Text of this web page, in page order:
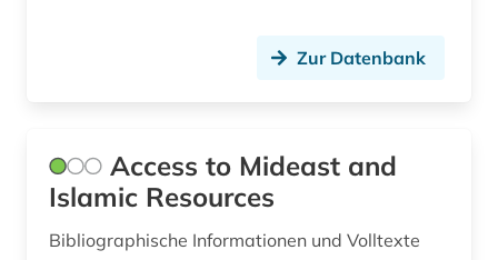
bildnis (1)
bildungsforschung (2)
biografie (18)
Zur Datenbank
Access to Mideast and
Islamic Resources
Bibliographische Informationen und Volltexte